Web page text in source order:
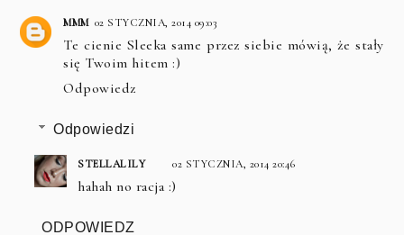
MMM 02 STYCZNIA, 2014 09:03
Te cienie Sleeka same przez siebie mówią, że stały
się Twoim hitem :)
Odpowiedz
Odpowiedzi
STELLALILY 02 STYCZNIA, 2014 20:46
hahah no racja :)
ODPOWIEDZ